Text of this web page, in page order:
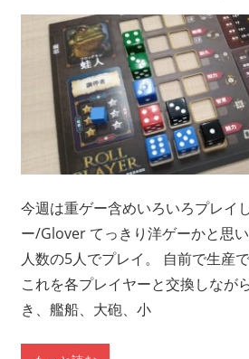
今週は重ゲー含めいろいろプレイ
ー/Glover てっきり洋ゲーかと思
人数の5人でプレイ。 自前で生産
これを各プレイヤーと交換しなが
き、艦船、大砲、小